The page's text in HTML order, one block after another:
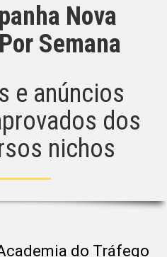
Nova
Semana
e anúncios
dos
nichos
do Tráfego